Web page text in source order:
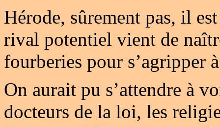
Hérode, sûrement pas, il
rival potentiel vient de
fourberies pour s’agripper
On aurait pu s’attendre à
docteurs de la loi, les